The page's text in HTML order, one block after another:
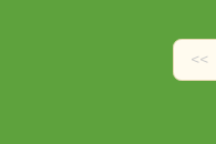
<<